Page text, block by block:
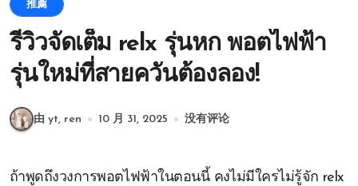
推薦
รีวิวจัดเต็ม relx รุ่นหก พอตไฟฟ้า
รุ่นใหม่ที่สายควันต้องลอง!
由 yt, ren 10 月 31, 2025 没有评论
ถ้าพูดถึงวงการพอตไฟฟ้าในตอนนี้ คงไม่มีใครไม่รู้จัก relx